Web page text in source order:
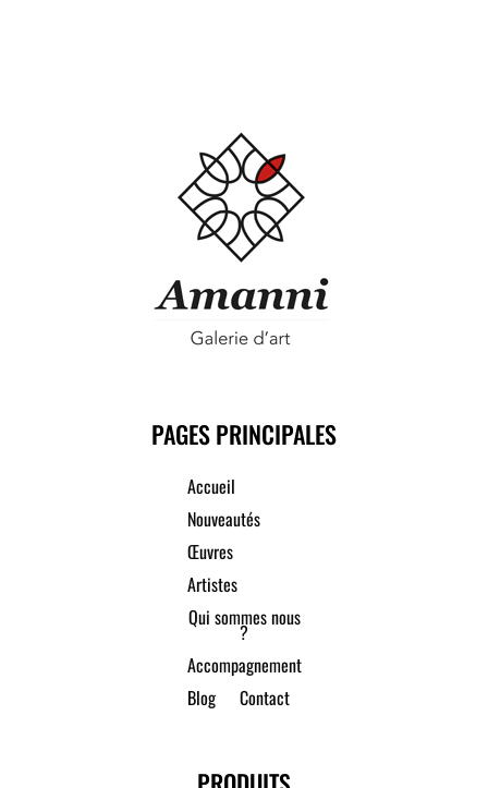
PAGES PRINCIPALES
Accueil
Nouveautés
Œuvres
Artistes
Qui sommes nous
?
Accompagnement
Blog
Contact